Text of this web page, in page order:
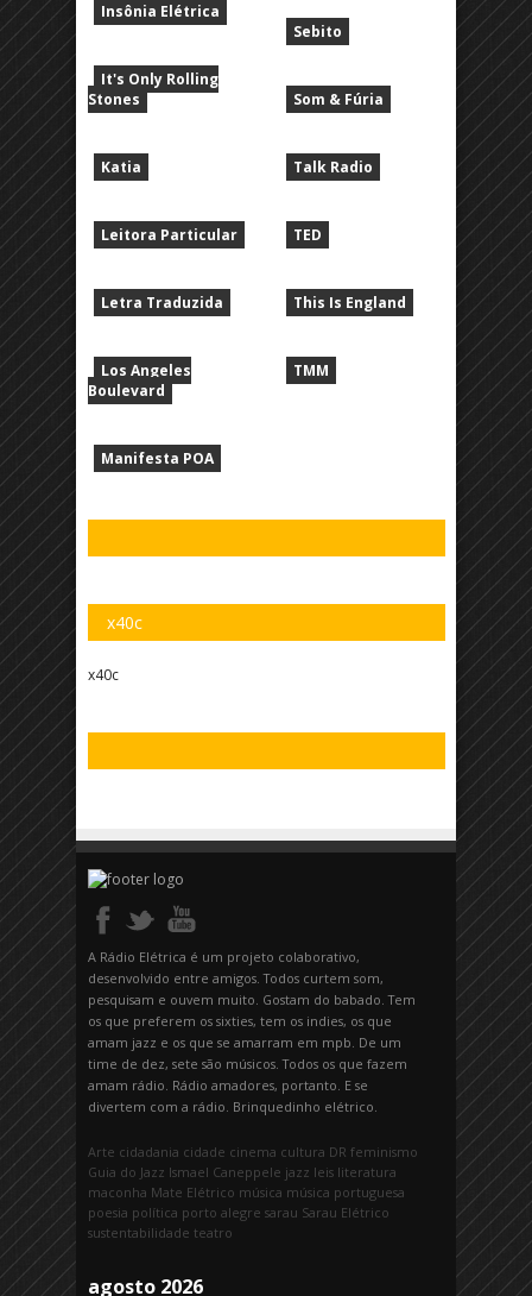
Insônia Elétrica
It's Only Rolling
Stones
Katia
Leitora Particular
Letra Traduzida
Los Angeles
Boulevard
Manifesta POA
Sebito
Som & Fúria
Talk Radio
TED
This Is England
TMM
x40c
x40c
A Rádio Elétrica é um projeto colaborativo,
desenvolvido entre amigos. Todos curtem som,
pesquisam e ouvem muito. Gostam do babado. Tem
os que preferem os sixties, tem os indies, os que
amam jazz e os que se amarram em mpb. De um
time de dez, sete são músicos. Todos os que fazem
amam rádio. Rádio amadores, portanto. E se
divertem com a rádio. Brinquedinho elétrico.
Arte cidadania cidade cinema cultura DR feminismo
Guia do Jazz Ismael Caneppele jazz leis literatura
maconha Mate Elétrico música música portuguesa
poesia política porto alegre sarau Sarau Elétrico
sustentabilidade teatro
agosto 2026